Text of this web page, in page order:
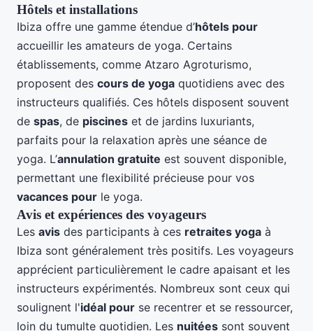
Hôtels et installations
Ibiza offre une gamme étendue d’hôtels pour
accueillir les amateurs de yoga. Certains
établissements, comme Atzaro Agroturismo,
proposent des cours de yoga quotidiens avec des
instructeurs qualifiés. Ces hôtels disposent souvent
de spas, de piscines et de jardins luxuriants,
parfaits pour la relaxation après une séance de
yoga. L’annulation gratuite est souvent disponible,
permettant une flexibilité précieuse pour vos
vacances pour le yoga.
Avis et expériences des voyageurs
Les avis des participants à ces retraites yoga à
Ibiza sont généralement très positifs. Les voyageurs
apprécient particulièrement le cadre apaisant et les
instructeurs expérimentés. Nombreux sont ceux qui
soulignent l'idéal pour se recentrer et se ressourcer,
loin du tumulte quotidien. Les nuitées sont souvent